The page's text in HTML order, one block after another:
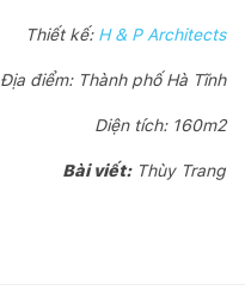
Thiết kế: H & P Architects
Địa điểm: Thành phố Hà Tĩnh
Diện tích: 160m2
Bài viết:Thùy Trang